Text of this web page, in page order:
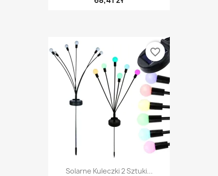
Solarne Kuleczki 2 Sztuki...
favorite_border